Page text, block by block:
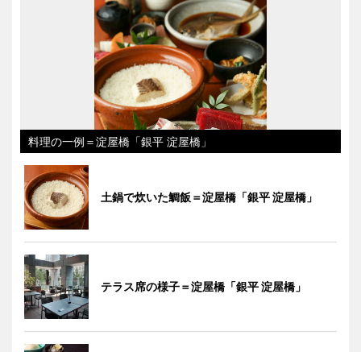
料理の一例＝淀屋橋「銀平 淀屋橋」
土鍋で炊いた鯛飯＝淀屋橋「銀平 淀屋橋」
テラス席の様子＝淀屋橋「銀平 淀屋橋」